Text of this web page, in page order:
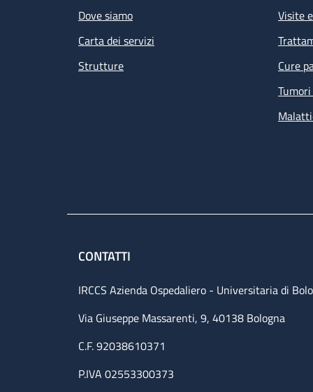
Dove siamo
Carta dei servizi
Strutture
Visite
Cure
CONTATTI
IRCCS Azienda Ospedaliero - Universitaria di
Via Giuseppe Massarenti, 9, 40138 Bologna
C.F. 92038610371
P.IVA 02553300373